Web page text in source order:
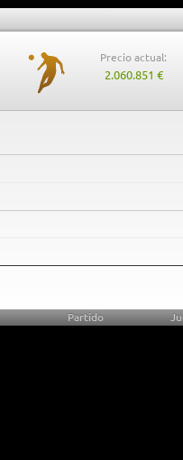
Precio actual:
2.060.851 €
Partido